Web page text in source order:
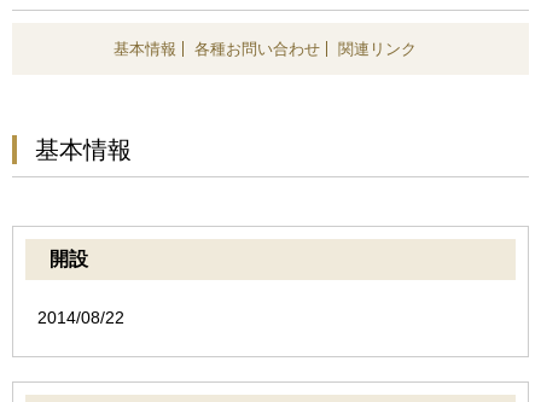
基本情報 各種お問い合わせ 関連リンク
基本情報
開設
2014/08/22